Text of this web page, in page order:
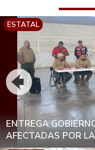
DELICIAS
INVITAN A LA FERIA
FUERZA AÉREA